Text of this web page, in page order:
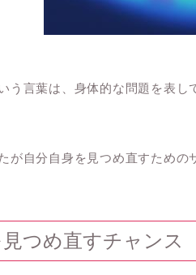
う言葉は、身体的な問題を表
が自分自身を見つめ直すための
つめ直すチャンス